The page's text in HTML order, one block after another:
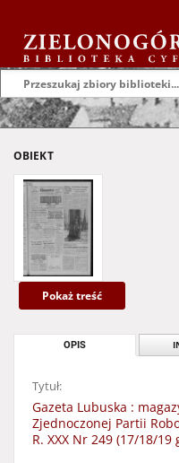
OBIEKT
Pokaż treść
OPIS
Tytuł:
Gazeta Lubuska :
Zjednoczonej Partii
R. XXX Nr 249 (17/18/